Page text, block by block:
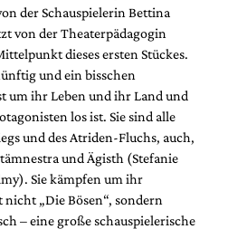
der Schauspielerin Bettina
von der Theaterpädagogin
dieses ersten Stückes.
und ein bisschen
um ihr Leben und ihr Land und
los ist. Sie sind alle
und des Atriden-Fluchs, auch,
und Ägisth (Stefanie
Sie kämpfen um ihr
„Die Bösen“, sondern
– eine große schauspielerische